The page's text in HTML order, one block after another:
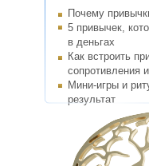
Почему
5 привычек,
в деньгах
Как встроить
сопротивления
Мини-игры и
результат